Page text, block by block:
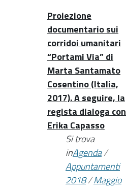
Proiezione
documentario sui
corridoi umanitari
“Portami Via” di
Marta Santamato
Cosentino (Italia,
2017). A seguire, la
regista dialoga con
Erika Capasso
Si trova
inAgenda/
Appuntamenti
2018/Maggio